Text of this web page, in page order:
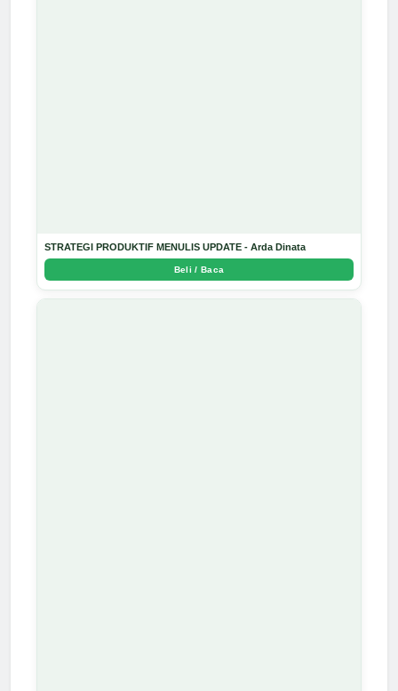
STRATEGI PRODUKTIF MENULIS UPDATE - Arda Dinata
Beli / Baca